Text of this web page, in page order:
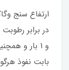
بابت نفوذ